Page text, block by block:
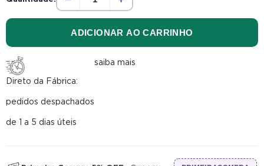
ADICIONAR AO CARRINHO
Direto da Fábrica:
pedidos despachados
de 1 a 5 dias úteis
saiba mais